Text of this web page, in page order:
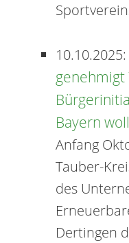
10.10.2025:
Bayern
Anfang
Tauber-
des
Dertingen